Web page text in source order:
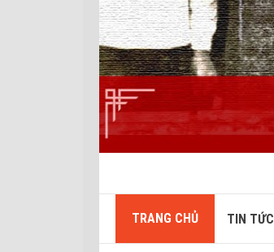
TRANG CHỦ TIN TỨC